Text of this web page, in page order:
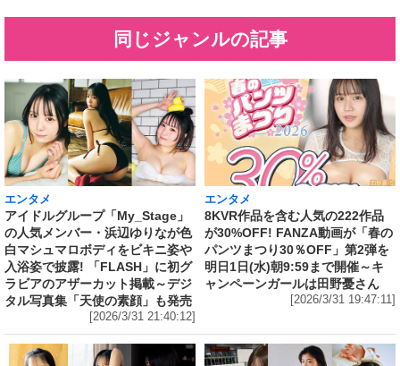
同じジャンルの記事
エンタメ
アイドルグループ「My_Stage」
の人気メンバー・浜辺ゆりなが色
白マシュマロボディをビキニ姿や
入浴姿で披露! 「FLASH」に初グ
ラビアのアザーカット掲載～デジ
タル写真集「天使の素顔」も発売
[2026/3/31 21:40:12]
エンタメ
8KVR作品を含む人気の222作品
が30%OFF! FANZA動画が「春の
パンツまつり30％OFF」第2弾を
明日1日(水)朝9:59まで開催～キ
ャンペーンガールは田野憂さん
[2026/3/31 19:47:11]